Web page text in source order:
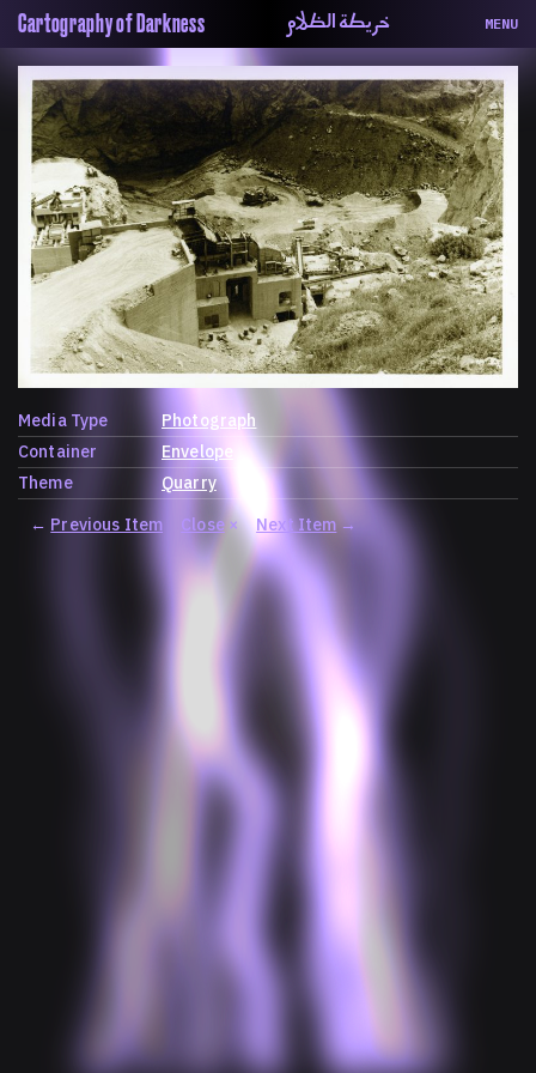
Cartography of Darkness خريطة الظلام MENU
About
ماهيتنا
Map
الخريطة
Periodical
السلسة
Repository
الحاوية
Contributors
المساهمين
Colophon
التختيم
Media Type
Photograph
Container
Envelope
Theme
Quarry
← Previous Item Close× Next Item →